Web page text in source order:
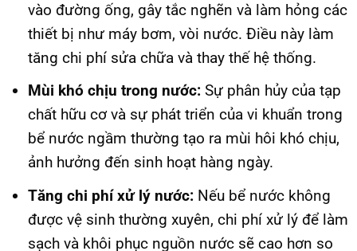
vào đường ống, gây tắc nghẽn và làm hỏng các
thiết bị như máy bơm, vòi nước. Điều này làm
tăng chi phí sửa chữa và thay thế hệ thống.
Mùi khó chịu trong nước: Sự phân hủy của tạp
chất hữu cơ và sự phát triển của vi khuẩn trong
bể nước ngầm thường tạo ra mùi hôi khó chịu,
ảnh hưởng đến sinh hoạt hàng ngày.
Tăng chi phí xử lý nước: Nếu bể nước không
được vệ sinh thường xuyên, chi phí xử lý để làm
sạch và khôi phục nguồn nước sẽ cao hơn so